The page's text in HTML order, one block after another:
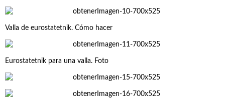
Valla de eurostatetnik. Cómo hacer
Eurostatetnik para una valla. Foto